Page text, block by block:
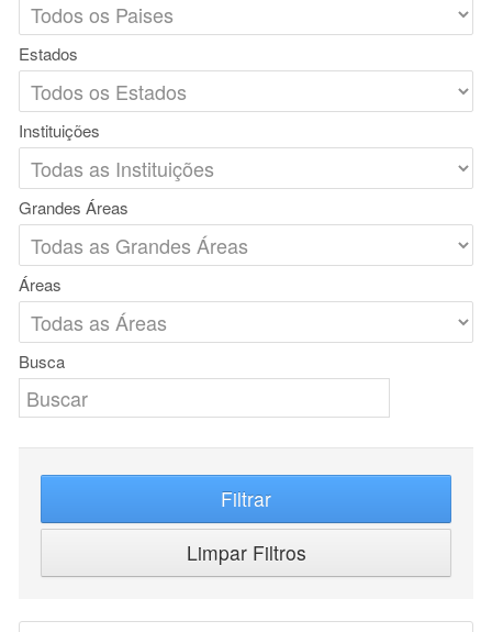
Estados
Instituições
Grandes Áreas
Áreas
Busca
Filtrar
Limpar Filtros